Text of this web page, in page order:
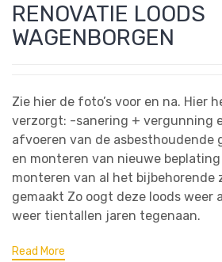
RENOVATIE LOODS
WAGENBORGEN
Zie hier de foto’s voor en na. Hier
verzorgt: -sanering + vergunning
afvoeren van de asbesthoudende
en monteren van nieuwe
monteren van al het bijbehorende
gemaakt Zo oogt deze loods weer
weer tientallen jaren tegenaan.
Read More